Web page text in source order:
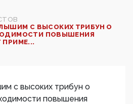
С ВЫСОКИХ ТРИБУН О
ПОВЫШЕНИЯ
с высоких трибун о
повышения